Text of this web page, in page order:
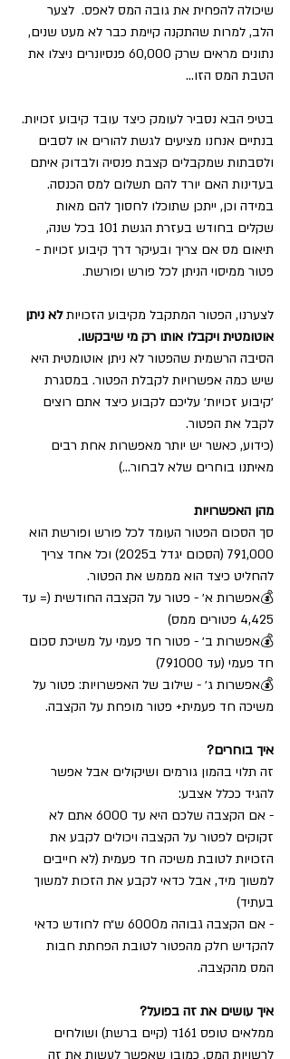
שיכולה להפחית את גובה המס לאפס.  לצער
הלב, למרות שהתקנה קיימת כבר לא מעט שנים,
נתונים מראים שרק 60,000 פנסיונרים ניצלו את
הטבת המס הזו…
בטיפ הבא נסביר לעומק כיצד עובד קיבוע זכויות.
בנתיים אנחנו מציעים לגשת להורים או לסבים
ולסבתות שמקבלים קצבת פנסיה ולבדוק איתם
בעדינות האם יורד להם תשלום למס הכנסה.
במידה וכן, ייתכן שתוכלו לחסוך להם מאות
שקלים בחודש בעזרת הגשת 101 בכל שנה,
תיאום מס אם צריך ובעיקר דרך קיבוע זכויות -
פטור ממיסוי הניתן לכל פורש ופורשת.
לצערנו, הפטור המתקבל מקיבוע הזכויות לא ניתן
אוטומטית ויקבלו אותו רק מי שיבקשו.
הסיבה הרשמית שהפטור לא ניתן אוטומטית היא
שיש כמה אפשרויות לקבלת הפטור. במסגרת
׳קיבוע זכויות׳ עליכם לקבוע כיצד אתם רוצים
לקבל את הפטור.
(כידוע, כאשר יש יותר מאפשרות אחת רבים
מאיתנו בוחרים שלא לבחור…)
מהן האפשרויות
סך הסכום הפטור העומד לכל פורש ופורשת הוא
791,000 (הסכום יגדל ב2025) וכל אחד צריך
להחליט כיצד הוא מממש את הפטור.
💰אפשרות א׳ - פטור על הקצבה החודשית (= עד
4,425 פטורים ממס)
💰אפשרות ב׳ - פטור חד פעמי על משיכת סכום
חד פעמי (עד 791000)
💰אפשרות ג׳ - שילוב של האפשרויות: פטור על
משיכה חד פעמית+ פטור מופחת על הקצבה.
איך בוחרים?
זה תלוי בהמון גורמים ושיקולים אבל אפשר
להגיד ככלל אצבע:
- אם הקצבה שלכם היא עד 6000 אתם לא
זקוקים לפטור על הקצבה ויכולים לקבע את
הזכויות לטובת משיכה חד פעמית (לא חייבים
למשוך מיד, אבל כדאי לקבע את הזכות למשוך
בעתיד)
- אם הקצבה גבוהה מ6000 ש״ח לחודש כדאי
להקדיש חלק מהפטור לטובת הפחתת חבות
המס מהקצבה.
איך עושים את זה בפועל?
ממלאים טופס 161ד (קיים ברשת) ושולחים
לרשויות המס. כמובן שאפשר לעשות את זה